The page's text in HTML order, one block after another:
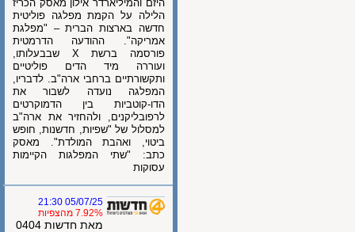
היזם והמיליארדר אילון מאסק הכריז
הלילה על הקמת מפלגה פוליטית
חדשה בארצות הברית – "מפלגת
אמריקה". ההודעה הדרמטית
פורסמה ברשת X שבבעלותו,
ועוררה מיד הדים פוליטיים
ותקשורתיים ברחבי ארה"ב. לדבריו,
המפלגה נועדה לשבור את
הדו-קוטביות בין הדמוקרטים
לרפובליקנים, ולהחזיר את ארה"ב
למסלול של "שפיות, חדשנות, חופש
ביטוי, ואהבת המולדת". מאסק
כתב: "שתי המפלגות הקיימות
עסוקות
05/07/25 21:30
7.92% מהצפיות
מאת חדשות 0404